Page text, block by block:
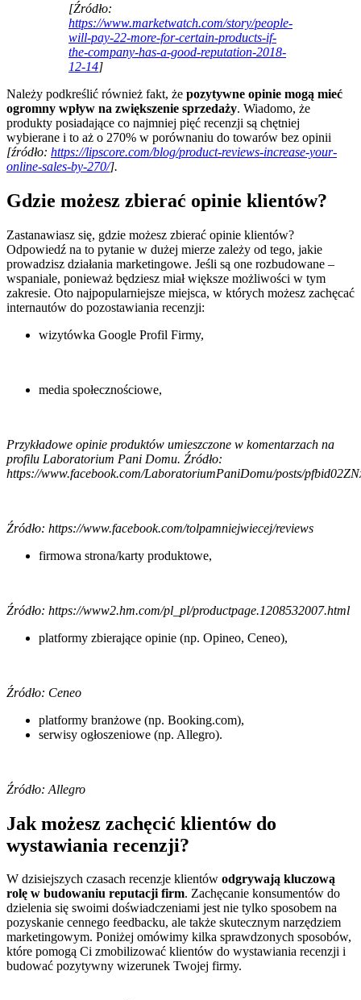
[Źródło:
https://www.marketwatch.com/story/people-
will-pay-22-more-for-certain-products-if-
the-company-has-a-good-reputation-2018-
12-14]
Należy podkreślić również fakt, że pozytywne opinie mogą mieć
ogromny wpływ na zwiększenie sprzedaży. Wiadomo, że
produkty posiadające co najmniej pięć recenzji są chętniej
wybierane i to aż o 270% w porównaniu do towarów bez opinii
[źródło: https://lipscore.com/blog/product-reviews-increase-your-
online-sales-by-270/].
Gdzie możesz zbierać opinie klientów?
Zastanawiasz się, gdzie możesz zbierać opinie klientów?
Odpowiedź na to pytanie w dużej mierze zależy od tego, jakie
prowadzisz działania marketingowe. Jeśli są one rozbudowane –
wspaniale, ponieważ będziesz miał większe możliwości w tym
zakresie. Oto najpopularniejsze miejsca, w których możesz zachęcać
internautów do pozostawiania recenzji:
wizytówka Google Profil Firmy,
media społecznościowe,
Przykładowe opinie produktów umieszczone w komentarzach na
profilu Laboratorium Pani Domu. Źródło:
https://www.facebook.com/LaboratoriumPaniDomu/posts/
Źródło: https://www.facebook.com/tolpamniejwiecej/reviews
firmowa strona/karty produktowe,
Źródło: https://www2.hm.com/pl_pl/productpage.1208532007.html
platformy zbierające opinie (np. Opineo, Ceneo),
Źródło: Ceneo
platformy branżowe (np. Booking.com),
serwisy ogłoszeniowe (np. Allegro).
Źródło: Allegro
Jak możesz zachęcić klientów do
wystawiania recenzji?
W dzisiejszych czasach recenzje klientów odgrywają kluczową
rolę w budowaniu reputacji firm. Zachęcanie konsumentów do
dzielenia się swoimi doświadczeniami jest nie tylko sposobem na
pozyskanie cennego feedbacku, ale także skutecznym narzędziem
marketingowym. Poniżej omówimy kilka sprawdzonych sposobów,
które pomogą Ci zmobilizować klientów do wystawiania recenzji i
budować pozytywny wizerunek Twojej firmy.